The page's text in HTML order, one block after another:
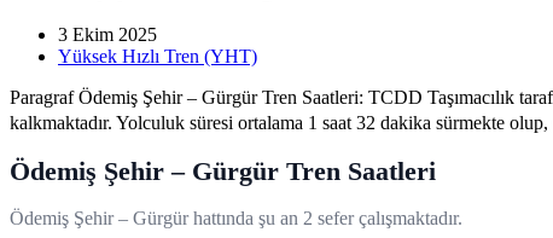
3 Ekim 2025
Yüksek Hızlı Tren (YHT)
Paragraf Ödemiş Şehir – Gürgür Tren Saatleri: TCDD Taşımacılık
kalkmaktadır. Yolculuk süresi ortalama 1 saat 32 dakika sürmekte
Ödemiş Şehir – Gürgür Tren Saatleri
Ödemiş Şehir – Gürgür hattında şu an 2 sefer çalışmaktadır.